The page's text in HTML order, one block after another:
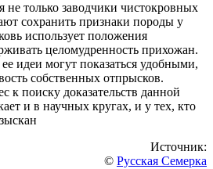
только заводчики чистокровных
сохранить признаки породы у
использует положения
целомудренность прихожан.
идеи могут показаться удобными,
собственных отпрысков.
к поиску доказательств данной
и в научных кругах, и у тех, кто
Источник:
© Русская Семерка